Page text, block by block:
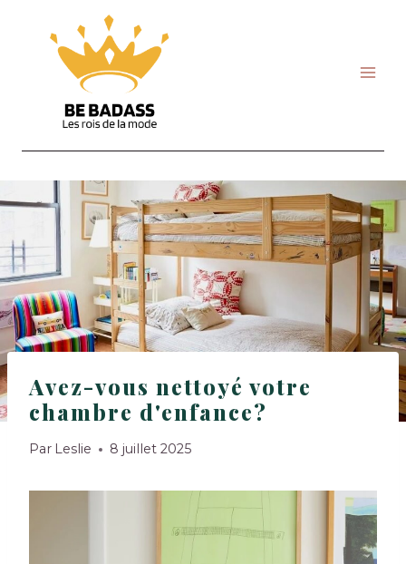
content
Avez-vous nettoyé votre
chambre d'enfance?
Par Leslie 8 juillet 2025